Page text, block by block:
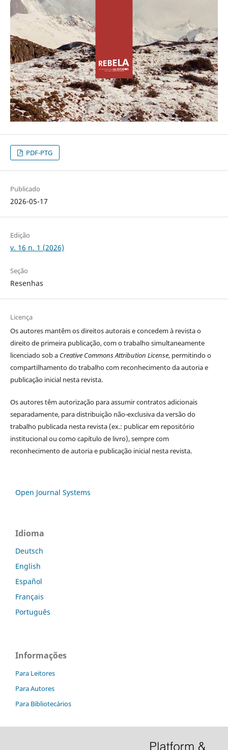
PDF-PTG
Publicado
2026-05-17
Edição
v. 16 n. 1 (2026)
Seção
Resenhas
Licença
Os autores mantêm os direitos autorais e concedem à revista o
direito de primeira publicação, com o trabalho simultaneamente
licenciado sob a Creative Commons Attribution License, permitindo o
compartilhamento do trabalho com reconhecimento da autoria e
publicação inicial nesta revista.
Os autores têm autorização para assumir contratos adicionais
separadamente, para distribuição não-exclusiva da versão do
trabalho publicada nesta revista (ex.: publicar em repositório
institucional ou como capítulo de livro), sempre com
reconhecimento de autoria e publicação inicial nesta revista.
Open Journal Systems
Idioma
Deutsch
English
Español
Français
Português
Informações
Para Leitores
Para Autores
Para Bibliotecários